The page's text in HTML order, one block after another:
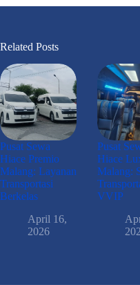
Related Posts
Pusat Sewa
Hiace Premio
Malang: Layanan
Transportasi
Berkelas
April 16,
2026
Pusat
Hiace
Malang:
VVIP